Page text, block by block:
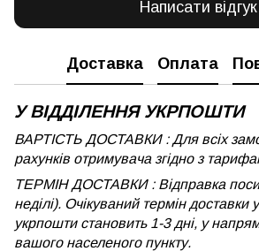
Написати відгук
Доставка Оплата
У ВІДДІЛЕННЯ УКРПОШТИ
ВАРТІСТЬ ДОСТАВКИ : Для всіх
рахунків отримувача згідно з
ТЕРМІН ДОСТАВКИ : Відправка
неділі). Очікуваний термін доставки у
укрпошти становить 1-3 дні, у
вашого населеного пункту.